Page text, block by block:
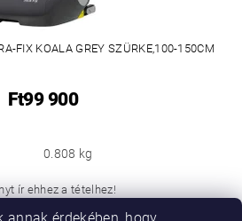
FIX KOALA GREY SZÜRKE,100-150CM
Ft99 900
0.808 kg
ír ehhez a tételhez!